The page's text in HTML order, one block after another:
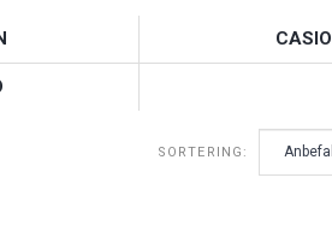
CASIO
SORTERING: